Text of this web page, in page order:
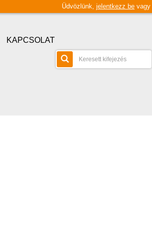
Üdvözlünk, jelentkezz be vagy
KAPCSOLAT